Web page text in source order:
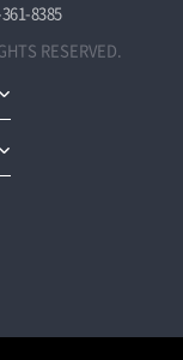
8385
RESERVED.